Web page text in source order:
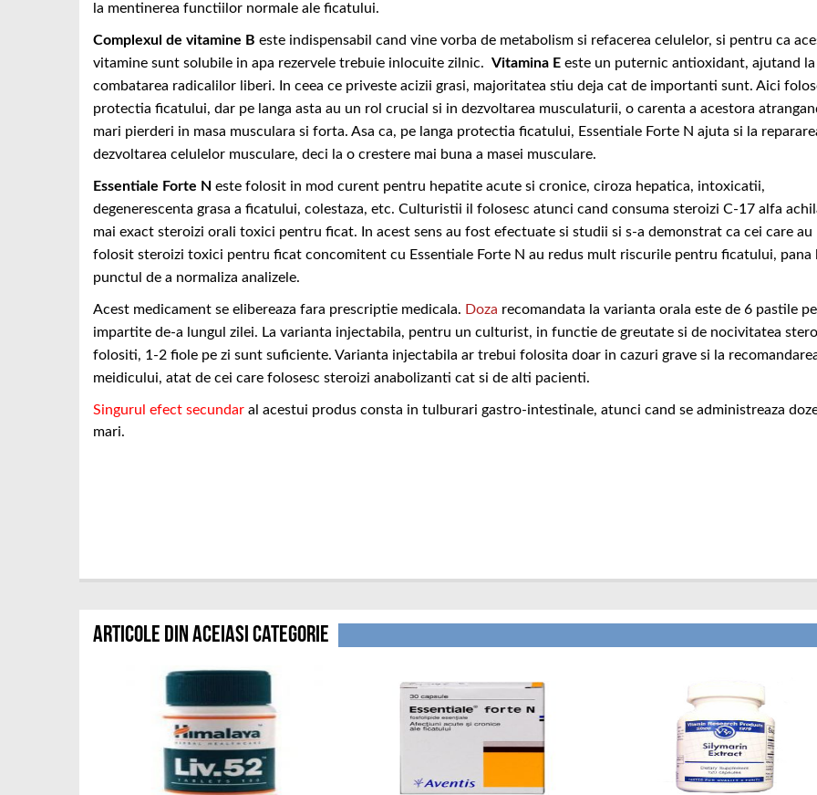
la mentinerea functiilor normale ale ficatului.
Complexul de vitamine B este indispensabil cand vine vorba de metabolism si refacerea celulelor, si pentru ca
vitamine sunt solubile in apa rezervele trebuie inlocuite zilnic. Vitamina E este un puternic antioxidant, ajutand la
combatarea radicalilor liberi. In ceea ce priveste acizii grasi, majoritatea stiu deja cat de importanti sunt. Aici
protectia ficatului, dar pe langa asta au un rol crucial si in dezvoltarea musculaturii, o carenta a acestora
mari pierderi in masa musculara si forta. Asa ca, pe langa protectia ficatului, Essentiale Forte N ajuta si la
dezvoltarea celulelor musculare, deci la o crestere mai buna a masei musculare.
Essentiale Forte N este folosit in mod curent pentru hepatite acute si cronice, ciroza hepatica, intoxicatii,
degenerescenta grasa a ficatului, colestaza, etc. Culturistii il folosesc atunci cand consuma steroizi C-17 alfa
mai exact steroizi orali toxici pentru ficat. In acest sens au fost efectuate si studii si s-a demonstrat ca cei care au
folosit steroizi toxici pentru ficat concomitent cu Essentiale Forte N au redus mult riscurile pentru ficatului, pana
punctul de a normaliza analizele.
Acest medicament se elibereaza fara prescriptie medicala. Doza recomandata la varianta orala este de 6 pastile
impartite de-a lungul zilei. La varianta injectabila, pentru un culturist, in functie de greutate si de nocivitatea
folositi, 1-2 fiole pe zi sunt suficiente. Varianta injectabila ar trebui folosita doar in cazuri grave si la
meidicului, atat de cei care folosesc steroizi anabolizanti cat si de alti pacienti.
Singurul efect secundar al acestui produs consta in tulburari gastro-intestinale, atunci cand se administreaza
mari.
Articole din aceiasi categorie